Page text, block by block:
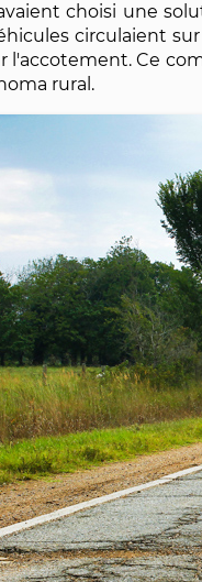
choisi une
circulaient
Ce
rural.